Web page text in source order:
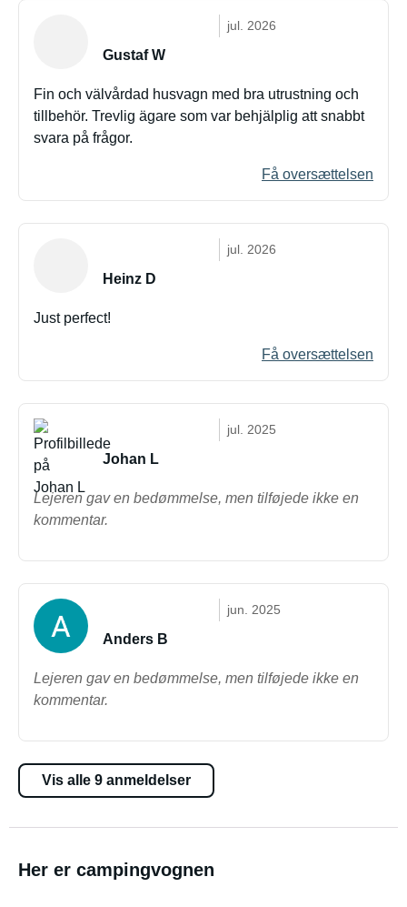
jul. 2026
Gustaf W
Fin och välvårdad husvagn med bra utrustning och
tillbehör. Trevlig ägare som var behjälplig att snabbt
svara på frågor.
Få oversættelsen
jul. 2026
Heinz D
Just perfect!
Få oversættelsen
jul. 2025
Johan L
Lejeren gav en bedømmelse, men tilføjede ikke en
kommentar.
jun. 2025
Anders B
Lejeren gav en bedømmelse, men tilføjede ikke en
kommentar.
Vis alle 9 anmeldelser
Her er campingvognen